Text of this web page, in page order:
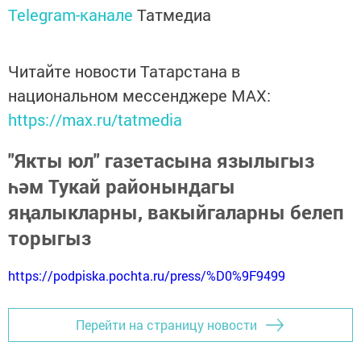
Telegram-канале Татмедиа
Читайте новости Татарстана в
национальном мессенджере MАХ:
https://max.ru/tatmedia
"Якты юл" газетасына язылыгыз
һәм Тукай районындагы
яңалыкларны, вакыйгаларны белеп
торыгыз
https://podpiska.pochta.ru/press/%D0%9F9499
Перейти на страницу новости